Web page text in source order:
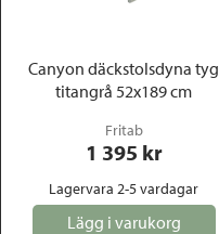
Canyon däckstolsdyna tyg
titangrå 52x189 cm
Fritab
1 395 kr
Lagervara 2-5 vardagar
Lägg i varukorg